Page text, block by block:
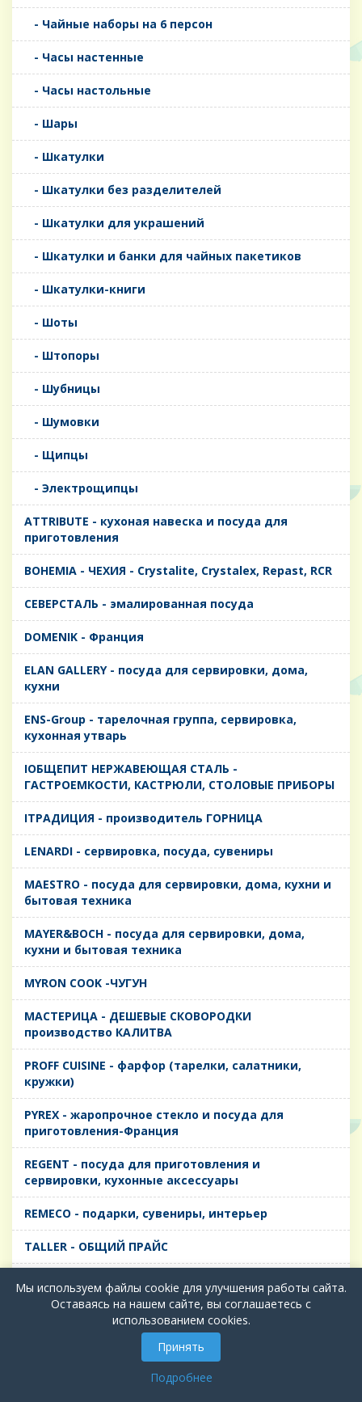
- Чайные наборы на 6 персон
- Часы настенные
- Часы настольные
- Шары
- Шкатулки
- Шкатулки без разделителей
- Шкатулки для украшений
- Шкатулки и банки для чайных пакетиков
- Шкатулки-книги
- Шоты
- Штопоры
- Шубницы
- Шумовки
- Щипцы
- Электрощипцы
ATTRIBUTE - кухоная навеска и посуда для
приготовления
BOHEMIA - ЧЕХИЯ - Crystalite, Crystalex, Repast, RCR
CЕВЕРСТАЛЬ - эмалированная посуда
DOMENIK - Франция
ELAN GALLERY - посуда для сервировки, дома,
кухни
ENS-Group - тарелочная группа, сервировка,
кухонная утварь
IОБЩЕПИТ НЕРЖАВЕЮЩАЯ СТАЛЬ -
ГАСТРОЕМКОСТИ, КАСТРЮЛИ, СТОЛОВЫЕ ПРИБОРЫ
IТРАДИЦИЯ - производитель ГОРНИЦА
LENARDI - сервировка, посуда, сувениры
MAESTRO - посуда для сервировки, дома, кухни и
бытовая техника
MAYER&BOCH - посуда для сервировки, дома,
кухни и бытовая техника
MYRON COOK -ЧУГУН
MАСТЕРИЦА - ДЕШЕВЫЕ СКОВОРОДКИ
производство КАЛИТВА
PROFF CUISINE - фарфор (тарелки, салатники,
кружки)
PYREX - жаропрочное стекло и посуда для
приготовления-Франция
REGENT - посуда для приготовления и
сервировки, кухонные аксессуары
REMECO - подарки, сувениры, интерьер
TALLER - ОБЩИЙ ПРАЙС
TIMA - посуда для приготовления и сервировки,
кухонные аксессуары
БИОСТАЛЬ - ТЕРМОСА
Мы используем файлы cookie для улучшения работы сайта.
Оставаясь на нашем сайте, вы соглашаетесь с
использованием cookies.
Принять
Подробнее